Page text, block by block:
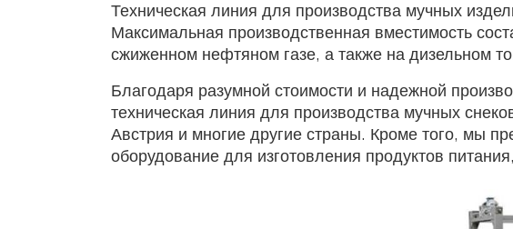
Техническая линия для производства мучных
Максимальная производственная вместимость
сжиженном нефтяном газе, а также на дизельном
Благодаря разумной стоимости и надежной
техническая линия для производства мучных
Австрия и многие другие страны. Кроме того, мы
оборудование для изготовления продуктов